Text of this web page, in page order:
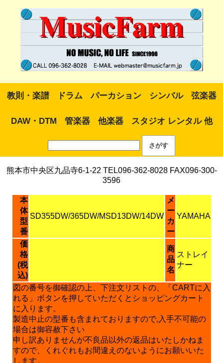
教則・楽譜 ドラム パーカション シンバル 弦楽器
DAW・DTM 管楽器 他楽器 スタジオ レンタル 他
熊本市中央区九品寺6-1-22 TEL096-362-8028 FAX096-300-
3596
本
体
型
番
SD355DW/365DW/MSD13DW/14DW
メ
ー
カ
ー
YAMAHA
価
格
(税
込)
商
品
名
ストレイ
ナー
図の番号を御確認の上、下注文リストの、「CARTに入
れる」ボタンを押していただくとショッピングカート
に入ります。
製造中止の型番も含まれておりますので,入手不可能の
場合は御容赦下さい
申し訳ありませんが不良品以外の返品はいたしかねま
すので、くれぐれもお間違えのないようにお願いいた
します。